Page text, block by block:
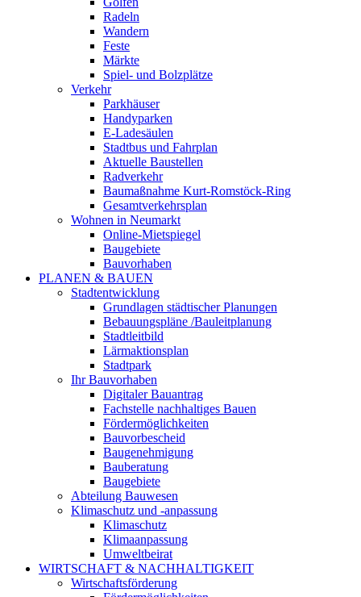
Radeln
Wandern
Feste
Märkte
Spiel- und Bolzplätze
Verkehr
Parkhäuser
Handyparken
E-Ladesäulen
Stadtbus und Fahrplan
Aktuelle Baustellen
Radverkehr
Baumaßnahme Kurt-Romstöck-Ring
Gesamtverkehrsplan
Wohnen in Neumarkt
Online-Mietspiegel
Baugebiete
Bauvorhaben
PLANEN & BAUEN
Stadtentwicklung
Grundlagen städtischer Planungen
Bebauungspläne /Bauleitplanung
Stadtleitbild
Lärmaktionsplan
Stadtpark
Ihr Bauvorhaben
Digitaler Bauantrag
Fachstelle nachhaltiges Bauen
Fördermöglichkeiten
Bauvorbescheid
Baugenehmigung
Bauberatung
Baugebiete
Abteilung Bauwesen
Klimaschutz und -anpassung
Klimaschutz
Klimaanpassung
Umweltbeirat
WIRTSCHAFT & NACHHALTIGKEIT
Wirtschaftsförderung